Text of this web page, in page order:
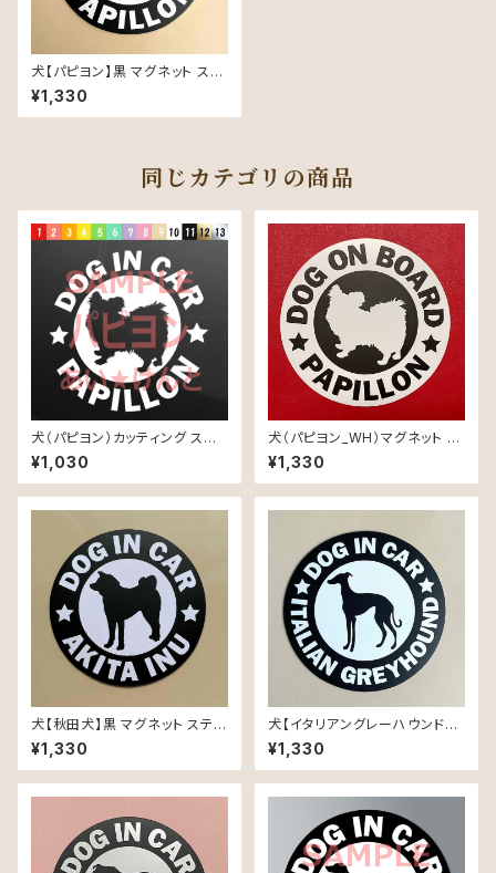
犬【パピヨン】黒 マグネット ステ
ッカー 防水 車用
¥1,330
同じカテゴリの商品
犬（パピヨン）カッティング ステッ
カー 防水 車用
¥1,030
犬（パピヨン_WH）マグネット ス
テッカー 防水 車用
¥1,330
犬【秋田犬】黒 マグネット ステッ
カー 防水 車用
¥1,330
犬【イタリアングレーハウンド】
黒 マグネット ステッカー 防水
車用
¥1,330